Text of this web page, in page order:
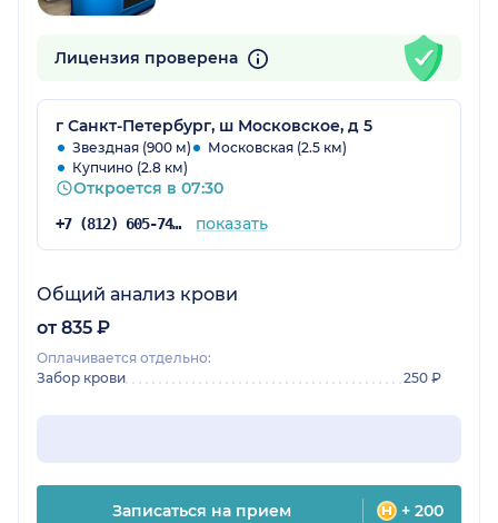
Лицензия проверена
г Санкт-Петербург, ш Московское, д 5
Звездная (900 м)
Московская (2.5 км)
Купчино (2.8 км)
Откроется в 07:30
+7 (812) 605-74-83 показать
Общий анализ крови
от 835 ₽
Оплачивается отдельно:
Забор крови
250 ₽
Записаться на прием + 200